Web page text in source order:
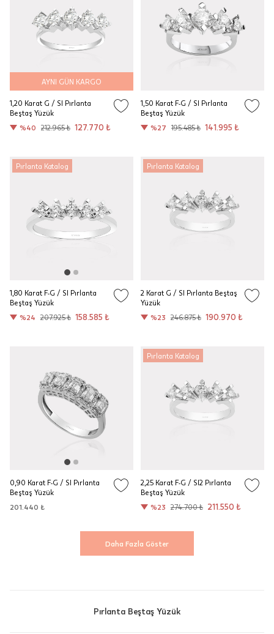
AYNI GÜN KARGO
1,20 Karat G / SI Pırlanta
Beştaş Yüzük
%40
212.965 ₺ 127.770 ₺
1,50 Karat F-G / SI Pırlanta
Beştaş Yüzük
%27
195.485 ₺ 141.995 ₺
Pırlanta Katalog
1,80 Karat F-G / SI Pırlanta
Beştaş Yüzük
%24
207.925 ₺ 158.585 ₺
Pırlanta Katalog
2 Karat G / SI Pırlanta Beştaş
Yüzük
%23
246.875 ₺ 190.970 ₺
0,90 Karat F-G / SI Pırlanta
Beştaş Yüzük
201.440 ₺
Pırlanta Katalog
2,25 Karat F-G / SI2 Pırlanta
Beştaş Yüzük
%23
274.700 ₺ 211.550 ₺
Daha Fazla Göster
Pırlanta Beştaş Yüzük